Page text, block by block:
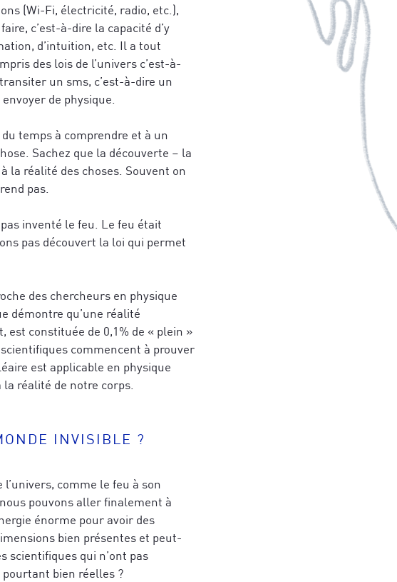
(Wi-Fi, électricité, radio, etc.),
c’est-à-dire la capacité d’y
d’intuition, etc. Il a tout
des lois de l’univers c’est-à-
un sms, c’est-à-dire un
de physique.
temps à comprendre et à un
Sachez que la découverte – la
la réalité des choses. Souvent on
pas.
pas inventé le feu. Le feu était
pas découvert la loi qui permet
des chercheurs en physique
démontre qu’une réalité
constituée de 0,1% de « plein »
commencent à prouver
est applicable en physique
la réalité de notre corps.
INVISIBLE ?
comme le feu à son
pouvons aller finalement à
énorme pour avoir des
bien présentes et peut-
scientifiques qui n’ont pas
bien réelles ?